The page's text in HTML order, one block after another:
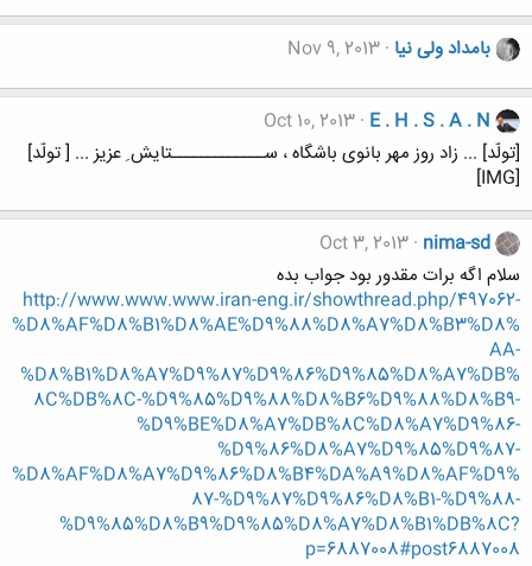
بامداد ولی نیا Nov 9, 2013
E . H . S . A . N
Oct 10, 2013
[تولّد] ... زاد روز مهر بانوی باشگاه ، ســـــــــــــتایش ِ عزیز ... [ تولّد]
[IMG]
nima-sd
Oct 3, 2013
سلام اگه برات مقدور بود جواب بده
http://www.www.www.iran-eng.ir/showthread.php/497062-
%D8%AF%D8%B1%D8%AE%D9%88%D8%A7%D8%B3%D8%
AA-
%D8%B1%D8%A7%D9%87%D9%86%D9%85%D8%A7%DB%
8C%DB%8C-%D9%85%D9%88%D8%B6%D9%88%D8%B9-
%D9%BE%D8%A7%DB%8C%D8%A7%D9%86-
%D9%86%D8%A7%D9%85%D9%87-
%D8%AF%D8%A7%D9%86%D8%B4%DA%A9%D8%AF%D9%
87-%D9%87%D9%86%D8%B1-%D9%88-
%D9%85%D8%B9%D9%85%D8%A7%D8%B1%DB%8C?
p=6887008#post6887008